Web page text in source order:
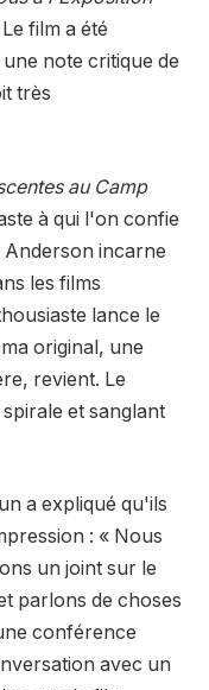
film a été
note critique de
très
au Camp
à qui l'on confie
incarne
les films
lance le
original, une
revient. Le
et sanglant
a expliqué qu'ils
: « Nous
un joint sur le
parlons de choses
conférence
avec un